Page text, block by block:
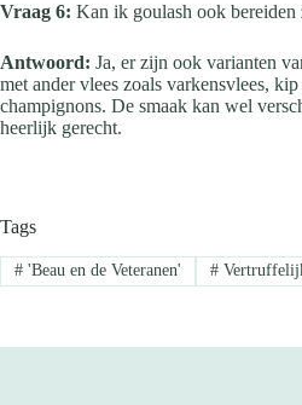
Vraag 6: Kan ik goulash ook bereiden
Antwoord: Ja, er zijn ook varianten
met ander vlees zoals varkensvlees,
champignons. De smaak kan wel
heerlijk gerecht.
Tags
#'Beau en de Veteranen' #